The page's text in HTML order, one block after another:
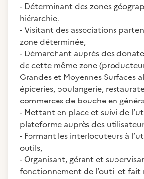
- Déterminant des zones
hiérarchie,
- Visitant des associations
zone déterminée,
- Démarchant auprès des
de cette même zone
Grandes et Moyennes Surfaces
épiceries, boulangerie,
commerces de bouche en
- Mettant en place et suivi de
plateforme auprès des
- Formant les interlocuteurs à
outils,
- Organisant, gérant et
fonctionnement de l’outil et fait